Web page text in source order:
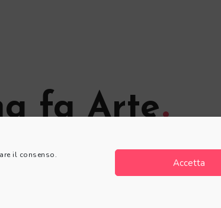
il consenso.
Accetta
fa Arte
© L'Anima fa Arte